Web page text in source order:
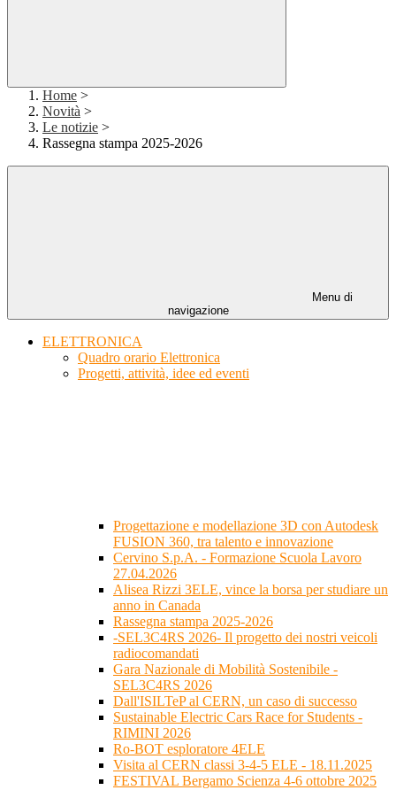
Home >
Novità >
Le notizie >
Rassegna stampa 2025-2026
Menu di
navigazione
ELETTRONICA
Quadro orario Elettronica
Progetti, attività, idee ed eventi
Progettazione e modellazione 3D con Autodesk
FUSION 360, tra talento e innovazione
Cervino S.p.A. - Formazione Scuola Lavoro
27.04.2026
Alisea Rizzi 3ELE, vince la borsa per studiare un
anno in Canada
Rassegna stampa 2025-2026
-SEL3C4RS 2026- Il progetto dei nostri veicoli
radiocomandati
Gara Nazionale di Mobilità Sostenibile -
SEL3C4RS 2026
Dall'ISILTeP al CERN, un caso di successo
Sustainable Electric Cars Race for Students -
RIMINI 2026
Ro-BOT esploratore 4ELE
Visita al CERN classi 3-4-5 ELE - 18.11.2025
FESTIVAL Bergamo Scienza 4-6 ottobre 2025